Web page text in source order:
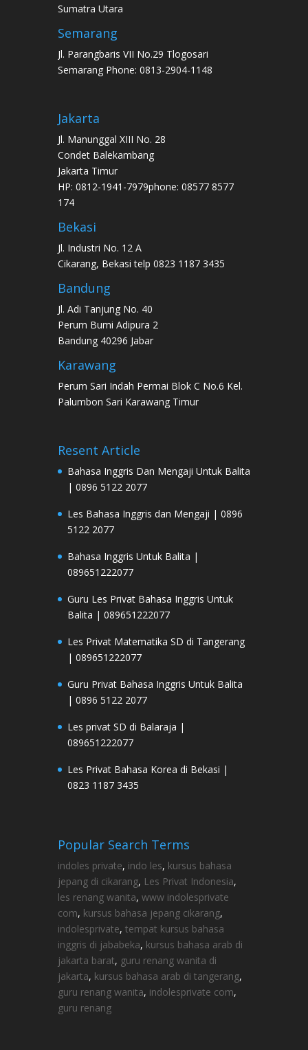
Sumatra Utara
Semarang
Jl. Parangbaris VII No.29 Tlogosari
Semarang Phone: 0813-2904-1148
Jakarta
Jl. Manunggal XIII No. 28
Condet Balekambang
Jakarta Timur
HP: 0812-1941-7979phone: 08577 8577
174
Bekasi
Jl. Industri No. 12 A
Cikarang, Bekasi telp 0823 1187 3435
Bandung
Jl. Adi Tanjung No. 40
Perum Bumi Adipura 2
Bandung 40296 Jabar
Karawang
Perum Sari Indah Permai Blok C No.6 Kel.
Palumbon Sari Karawang Timur
Resent Article
Bahasa Inggris Dan Mengaji Untuk Balita
| 0896 5122 2077
Les Bahasa Inggris dan Mengaji | 0896
5122 2077
Bahasa Inggris Untuk Balita |
089651222077
Guru Les Privat Bahasa Inggris Untuk
Balita | 089651222077
Les Privat Matematika SD di Tangerang
| 089651222077
Guru Privat Bahasa Inggris Untuk Balita
| 0896 5122 2077
Les privat SD di Balaraja |
089651222077
Les Privat Bahasa Korea di Bekasi |
0823 1187 3435
Popular Search Terms
indoles private, indo les, kursus bahasa
jepang di cikarang, Les Privat Indonesia,
les renang wanita, www indolesprivate
com, kursus bahasa jepang cikarang,
indolesprivate, tempat kursus bahasa
inggris di jababeka, kursus bahasa arab di
jakarta barat, guru renang wanita di
jakarta, kursus bahasa arab di tangerang,
guru renang wanita, indolesprivate com,
guru renang